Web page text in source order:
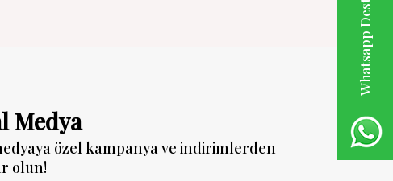
Medya
özel kampanya ve indirimlerden
olun!